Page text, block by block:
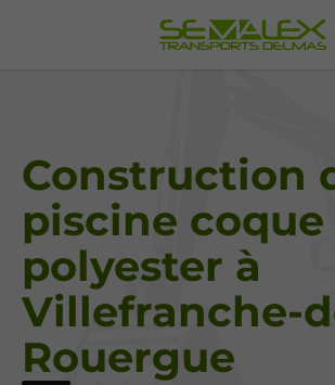
Construction
piscine coque
polyester à
Villefranche-
Rouergue